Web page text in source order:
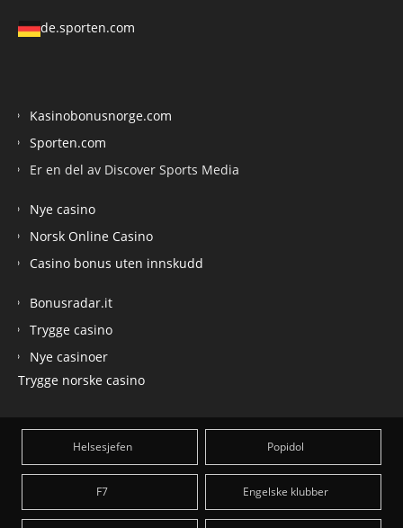
de.sporten.com
Kasinobonusnorge.com
Sporten.com
Er en del av Discover Sports Media
Nye casino
Norsk Online Casino
Casino bonus uten innskudd
Bonusradar.it
Trygge casino
Nye casinoer
Trygge norske casino
Helsesjefen Popidol
F7 Engelske klubber